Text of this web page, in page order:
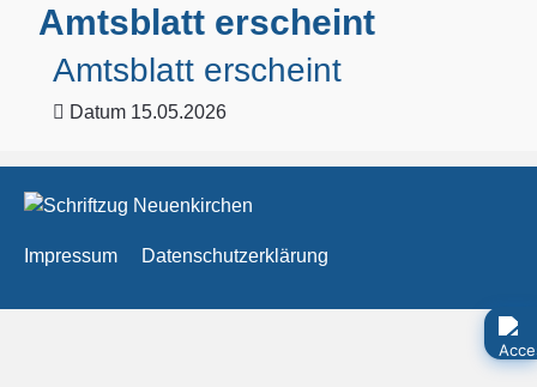
Amtsblatt erscheint
Amtsblatt erscheint
Datum 15.05.2026
Impressum Datenschutzerklärung